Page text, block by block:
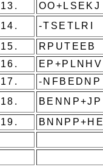
13.
OO+LSEKJ
14.
-TSETLRI
15.
RPUTEEB
16.
EP+PLNHV
17.
-NFBEDNP
18.
BENNP+JP
19.
BNNPP+HE